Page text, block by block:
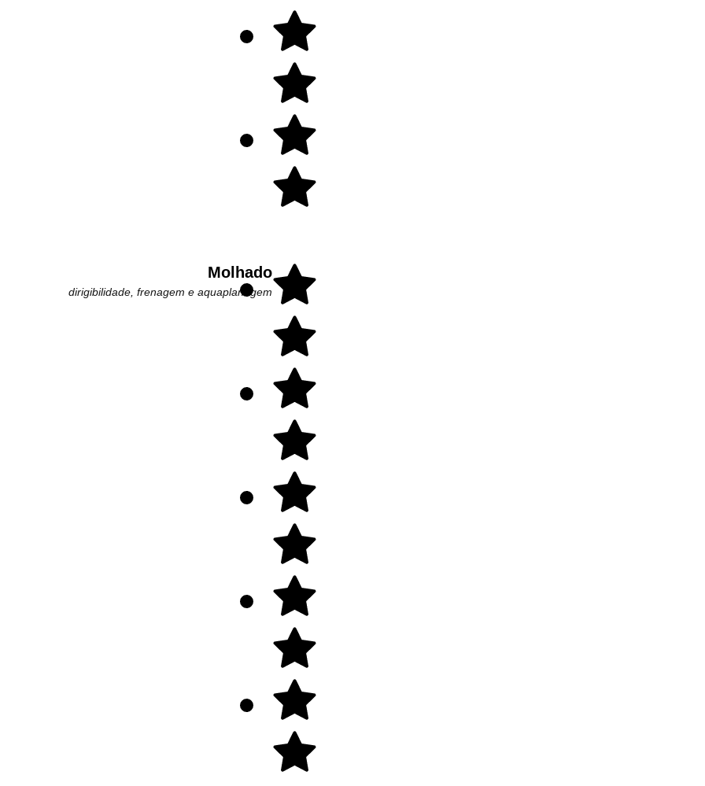
Molhado
dirigibilidade, frenagem e aquaplanagem